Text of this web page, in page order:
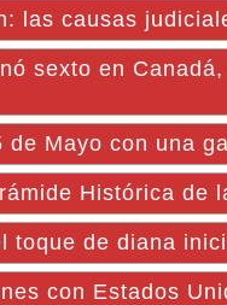
las causas
sexto en
Mayo con una
Histórica de
toque de diana
con Estados